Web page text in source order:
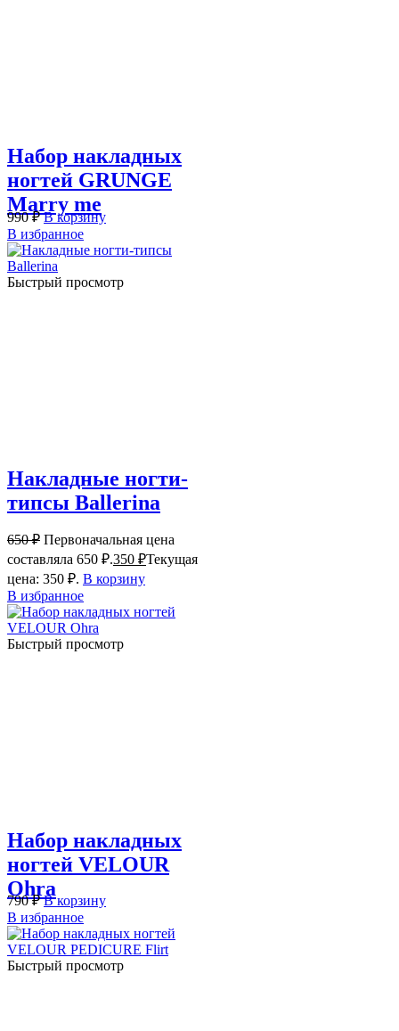
Набор накладных
ногтей GRUNGE
Marry me
990₽ В корзину
В избранное
Быстрый просмотр
Накладные ногти-
типсы Ballerina
650₽ Первоначальная цена
составляла 650 ₽.350 ₽Текущая
цена: 350 ₽. В корзину
В избранное
Быстрый просмотр
Набор накладных
ногтей VELOUR
Ohra
790₽ В корзину
В избранное
Быстрый просмотр